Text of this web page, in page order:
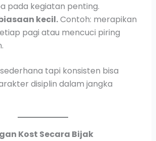
pada kegiatan penting.
kecil.Contoh: merapikan
pagi atau mencuci piring
tapi konsisten bisa
disiplin dalam jangka
Kost Secara Bijak